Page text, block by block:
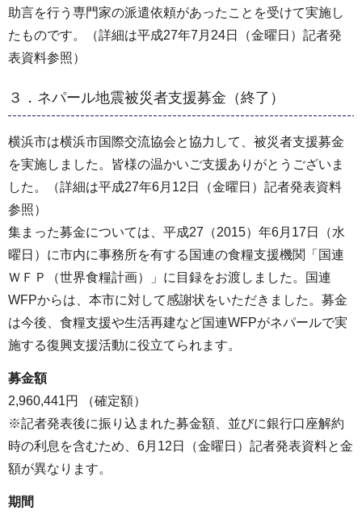
助言を行う専門家の派遣依頼があったことを受けて実施し
たものです。（詳細は平成27年7月24日（金曜日）記者発
表資料参照）
３．ネパール地震被災者支援募金（終了）
横浜市は横浜市国際交流協会と協力して、被災者支援募金
を実施しました。皆様の温かいご支援ありがとうございま
した。（詳細は平成27年6月12日（金曜日）記者発表資料
参照）
集まった募金については、平成27（2015）年6月17日（水
曜日）に市内に事務所を有する国連の食糧支援機関「国連
ＷＦＰ（世界食糧計画）」に目録をお渡しました。国連
WFPからは、本市に対して感謝状をいただきました。募金
は今後、食糧支援や生活再建など国連WFPがネパールで実
施する復興支援活動に役立てられます。
募金額
2,960,441円 （確定額）
※記者発表後に振り込まれた募金額、並びに銀行口座解約
時の利息を含むため、6月12日（金曜日）記者発表資料と金
額が異なります。
期間